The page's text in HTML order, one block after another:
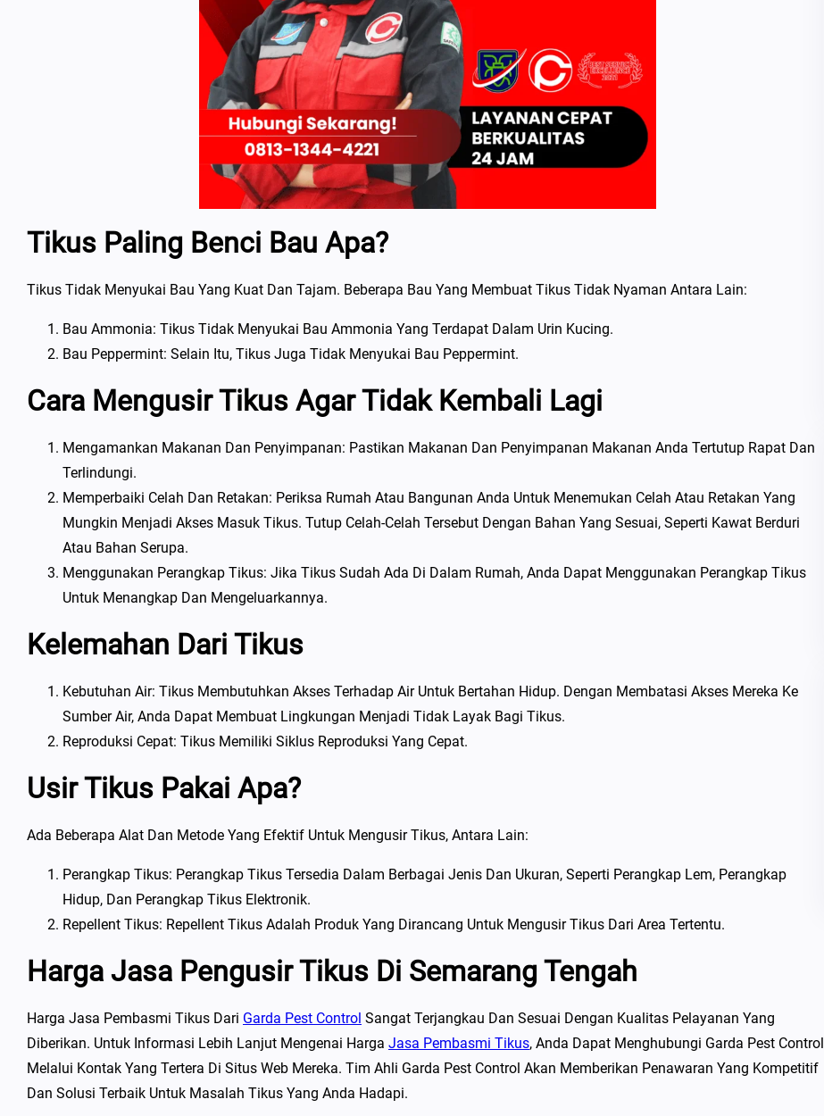
Tikus Paling Benci Bau Apa?
Tikus Tidak Menyukai Bau Yang Kuat Dan Tajam. Beberapa Bau Yang Membuat Tikus Tidak Nyaman Antara Lain:
Bau Ammonia: Tikus Tidak Menyukai Bau Ammonia Yang Terdapat Dalam Urin Kucing.
Bau Peppermint: Selain Itu, Tikus Juga Tidak Menyukai Bau Peppermint.
Cara Mengusir Tikus Agar Tidak Kembali Lagi
Mengamankan Makanan Dan Penyimpanan: Pastikan Makanan Dan Penyimpanan Makanan Anda Tertutup Rapat Dan
Terlindungi.
Memperbaiki Celah Dan Retakan: Periksa Rumah Atau Bangunan Anda Untuk Menemukan Celah Atau Retakan Yang
Mungkin Menjadi Akses Masuk Tikus. Tutup Celah-Celah Tersebut Dengan Bahan Yang Sesuai, Seperti Kawat Berduri
Atau Bahan Serupa.
Menggunakan Perangkap Tikus: Jika Tikus Sudah Ada Di Dalam Rumah, Anda Dapat Menggunakan Perangkap Tikus
Untuk Menangkap Dan Mengeluarkannya.
Kelemahan Dari Tikus
Kebutuhan Air: Tikus Membutuhkan Akses Terhadap Air Untuk Bertahan Hidup. Dengan Membatasi Akses Mereka Ke
Sumber Air, Anda Dapat Membuat Lingkungan Menjadi Tidak Layak Bagi Tikus.
Reproduksi Cepat: Tikus Memiliki Siklus Reproduksi Yang Cepat.
Usir Tikus Pakai Apa?
Ada Beberapa Alat Dan Metode Yang Efektif Untuk Mengusir Tikus, Antara Lain:
Perangkap Tikus: Perangkap Tikus Tersedia Dalam Berbagai Jenis Dan Ukuran, Seperti Perangkap Lem, Perangkap
Hidup, Dan Perangkap Tikus Elektronik.
Repellent Tikus: Repellent Tikus Adalah Produk Yang Dirancang Untuk Mengusir Tikus Dari Area Tertentu.
Harga Jasa Pengusir Tikus Di Semarang Tengah
Harga Jasa Pembasmi Tikus Dari Garda Pest Control Sangat Terjangkau Dan Sesuai Dengan Kualitas Pelayanan Yang
Diberikan. Untuk Informasi Lebih Lanjut Mengenai Harga Jasa Pembasmi Tikus, Anda Dapat Menghubungi Garda Pest Control
Melalui Kontak Yang Tertera Di Situs Web Mereka. Tim Ahli Garda Pest Control Akan Memberikan Penawaran Yang Kompetitif
Dan Solusi Terbaik Untuk Masalah Tikus Yang Anda Hadapi.